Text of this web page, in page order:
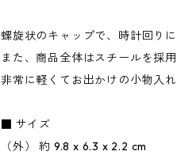
螺旋状のキャップで、時計回り
また、商品全体はスチールを採
非常に軽くてお出かけの小物入
■ サイズ
（外） 約 9.8 x 6.3 x 2.2 cm